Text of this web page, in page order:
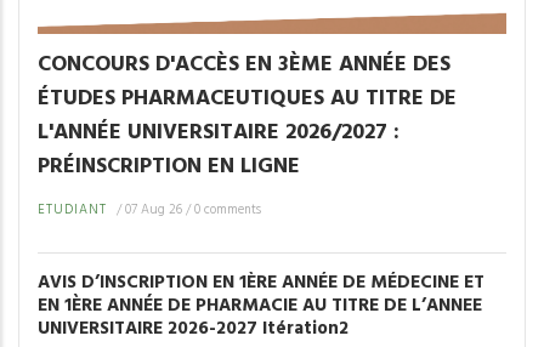
CONCOURS D'ACCÈS EN 3ÈME ANNÉE DES
ÉTUDES PHARMACEUTIQUES AU TITRE DE
L'ANNÉE UNIVERSITAIRE 2026/2027 :
PRÉINSCRIPTION EN LIGNE
ETUDIANT /07 Aug 26/0 comments
AVIS D’INSCRIPTION EN 1ÈRE ANNÉE DE MÉDECINE ET
EN 1ÈRE ANNÉE DE PHARMACIE AU TITRE DE L’ANNEE
UNIVERSITAIRE 2026-2027 Itération2